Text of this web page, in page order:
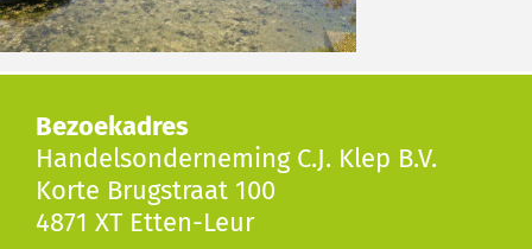
Bezoekadres
Handelsonderneming C.J. Klep B.V.
Korte Brugstraat 100
4871 XT Etten-Leur